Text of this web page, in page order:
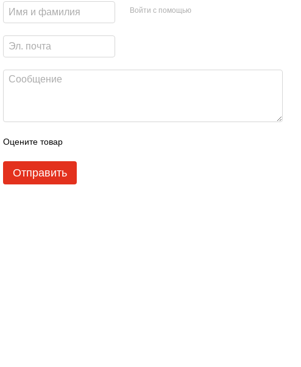
Войти с помощью
Оцените товар
Отправить